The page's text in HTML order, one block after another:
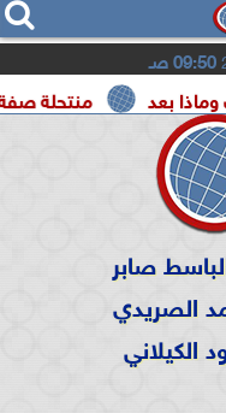
09:50 صـ
منتحلة صفة صحفية
صابر
الصريدي
الكيلاني